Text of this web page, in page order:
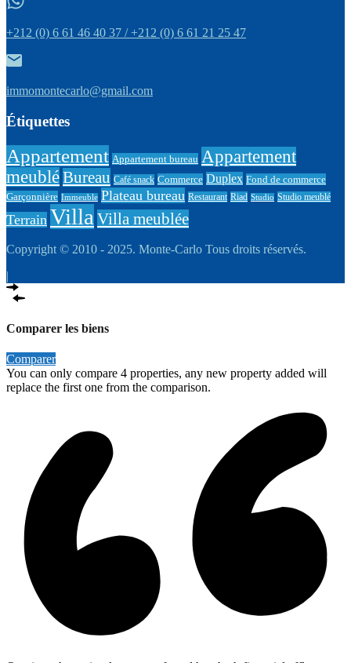
+212 (0) 6 61 46 40 37 / +212 (0) 6 61 21 25 47
immomontecarlo@gmail.com
Étiquettes
Appartement Appartement bureau Appartement
meubléBureau Café snack Commerce Duplex Fond de commerce
Garçonnière Immeuble Plateau bureau Restaurant Riad Studio Studio meublé
Terrain Villa Villa meublée
Copyright © 2010 - 2025. Monte-Carlo Tous droits réservés.
|
Comparer les biens
Comparer
You can only compare 4 properties, any new property added will
replace the first one from the comparison.